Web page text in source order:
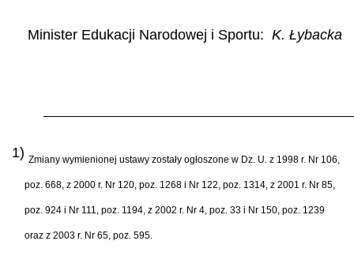
Minister Edukacji Narodowej i Sportu: K. Łybacka
1) Zmiany wymienionej ustawy zostały ogłoszone w Dz. U. z 1998 r. Nr 106,
poz. 668, z 2000 r. Nr 120, poz. 1268 i Nr 122, poz. 1314, z 2001 r. Nr 85,
poz. 924 i Nr 111, poz. 1194, z 2002 r. Nr 4, poz. 33 i Nr 150, poz. 1239
oraz z 2003 r. Nr 65, poz. 595.